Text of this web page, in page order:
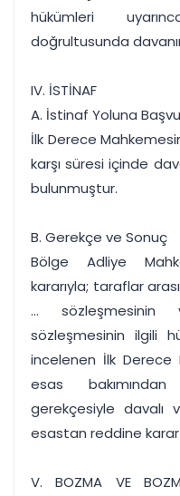
hükümleri
doğrultusunda
IV. İSTİNAF
A. İstinaf Yoluna
İlk Derece
karşı süresi içinde
bulunmuştur.
B. Gerekçe ve Sonuç
Bölge Adliye
kararıyla; taraflar
...
sözleşmesinin ilgili
incelenen İlk Derece
esas
gerekçesiyle davalı
esastan reddine
V. BOZMA VE